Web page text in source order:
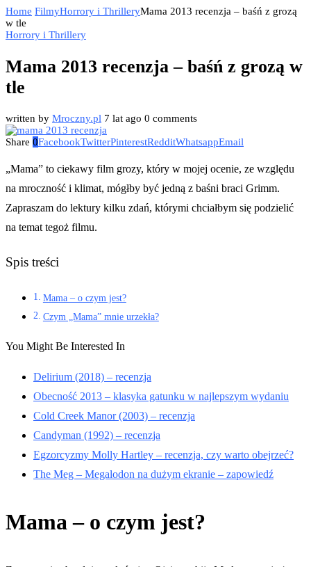
Home FilmyHorrory i ThrilleryMama 2013 recenzja – baśń z grozą
w tle
Horrory i Thrillery
Mama 2013 recenzja – baśń z grozą w
tle
written by Mroczny.pl 7 lat ago 0 comments
Share 0FacebookTwitterPinterestRedditWhatsappEmail
„Mama” to ciekawy film grozy, który w mojej ocenie, ze względu
na mroczność i klimat, mógłby być jedną z baśni braci Grimm.
Zapraszam do lektury kilku zdań, którymi chciałbym się podzielić
na temat tegoż filmu.
Spis treści
Mama – o czym jest?
Czym „Mama” mnie urzekła?
You Might Be Interested In
Delirium (2018) – recenzja
Obecność 2013 – klasyka gatunku w najlepszym wydaniu
Cold Creek Manor (2003) – recenzja
Candyman (1992) – recenzja
Egzorcyzmy Molly Hartley – recenzja, czy warto obejrzeć?
The Meg – Megalodon na dużym ekranie – zapowiedź
Mama – o czym jest?